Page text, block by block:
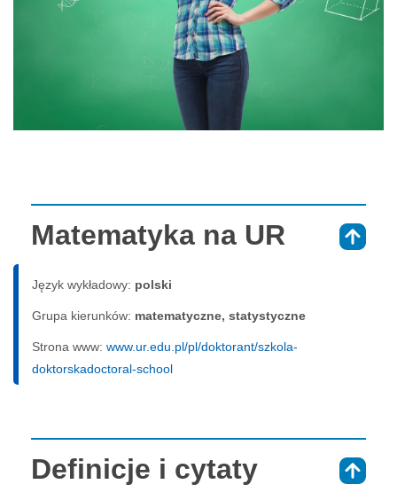
Matematyka na UR
Język wykładowy: polski
Grupa kierunków: matematyczne, statystyczne
Strona www: www.ur.edu.pl/pl/doktorant/szkola-
doktorskadoctoral-school
Definicje i cytaty